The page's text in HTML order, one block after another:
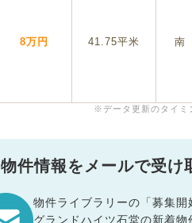
8万円 41.75平米 南
※データ更新のタイミ
物件情報をメールで受け
物件ライブラリーの「募集開
グランドハイツ石堂の新着